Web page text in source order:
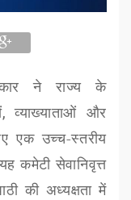
ने राज्य के
,व्याख्याताओं और
एक उच्च-स्तरीय
कमेटी सेवानिवृत्त
की अध्यक्षता में